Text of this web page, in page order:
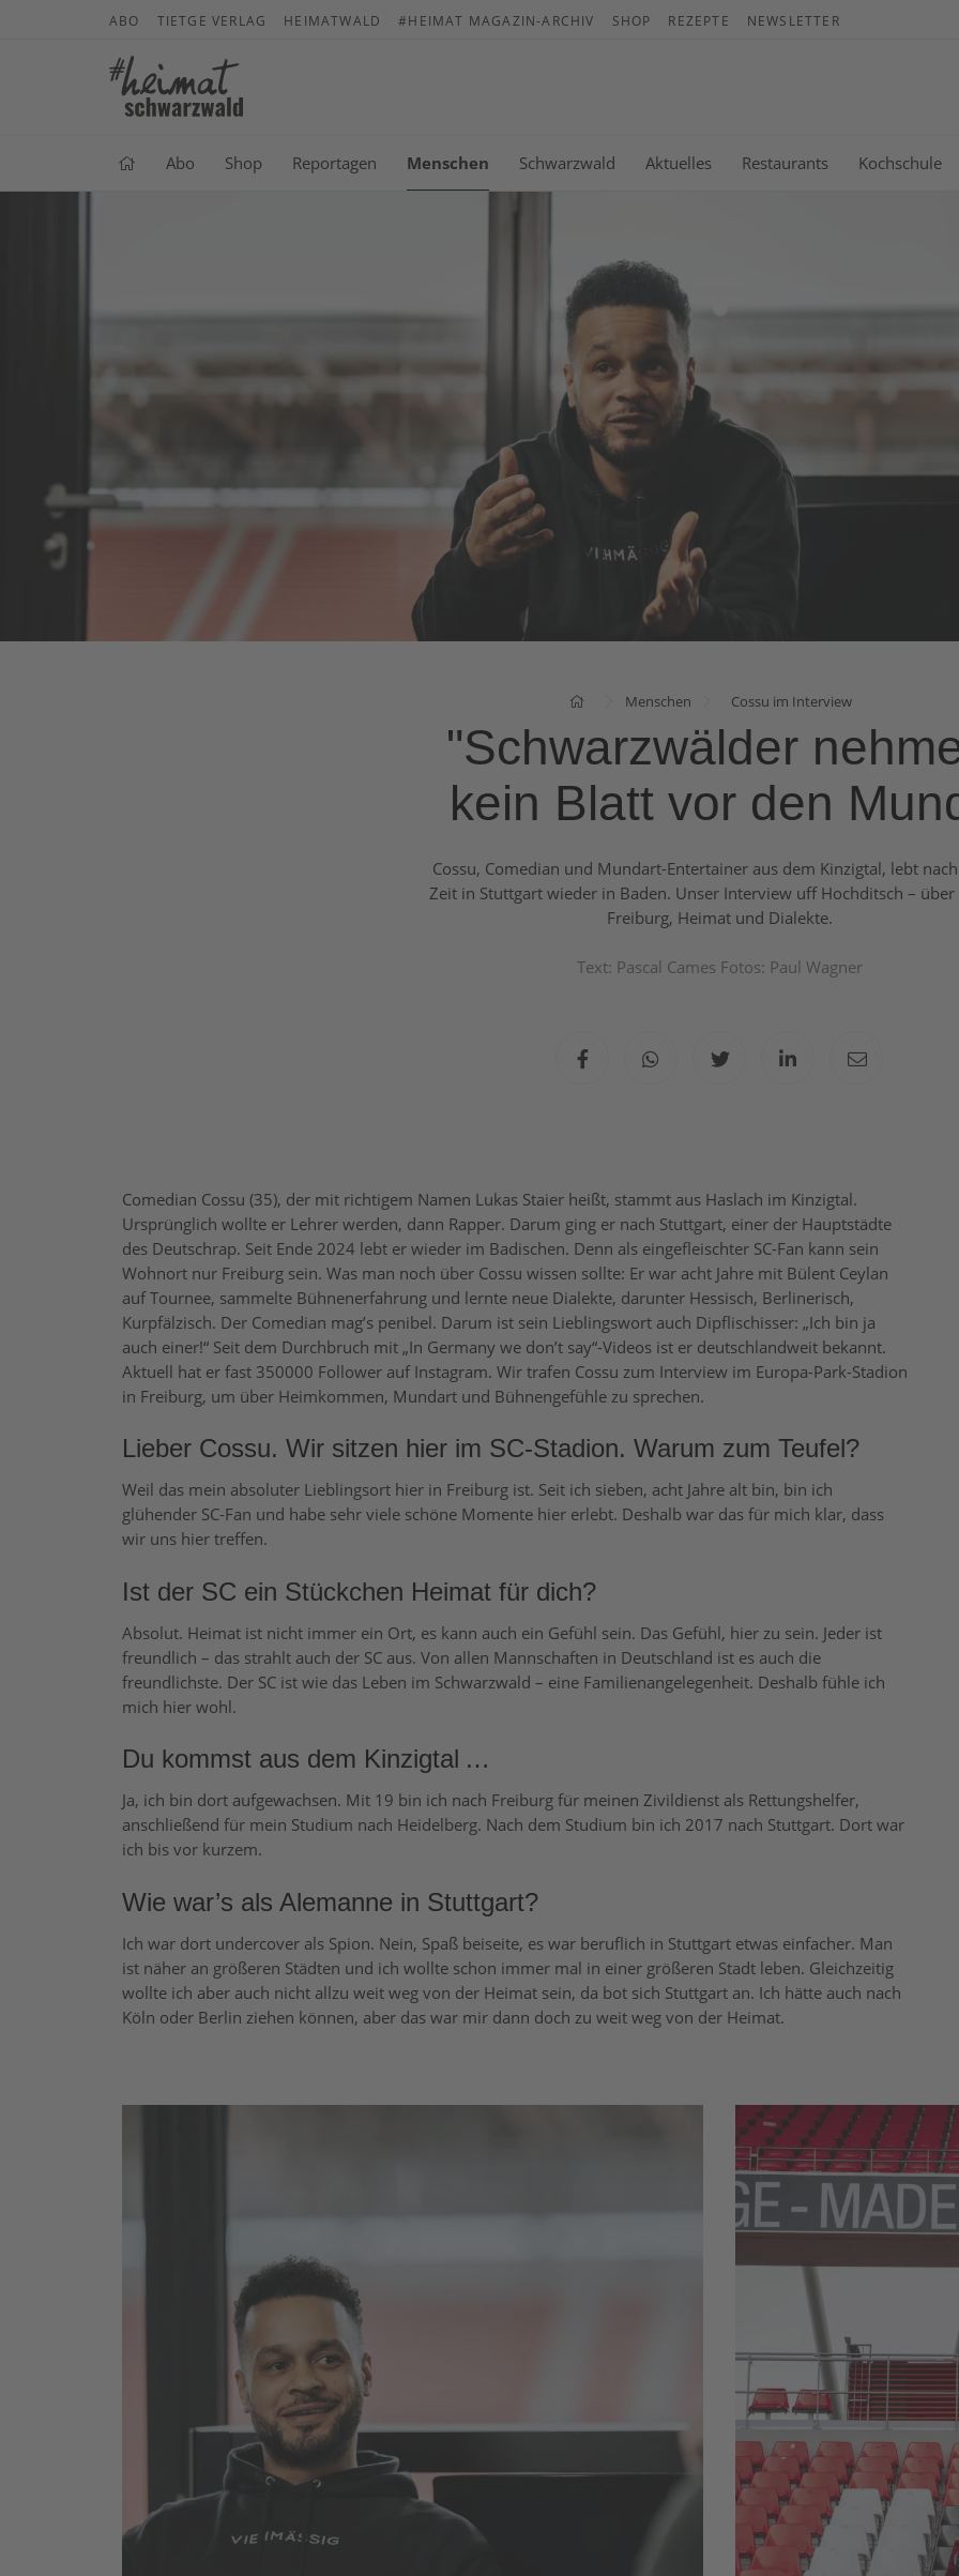
ABO TIETGE VERLAG HEIMATWALD #HEIMAT MAGAZIN-ARCHIV SHOP REZEPTE NEWSLETTER
Abo Shop Reportagen Menschen Schwarzwald Aktuelles Restaurants Kochschule
Menschen Cossu im Interview
"Schwarzwälder
kein Blatt vor den
Cossu, Comedian und Mundart-Entertainer aus dem Kinzigtal, lebt
Zeit in Stuttgart wieder in Baden. Unser Interview uff Hochditsch – über
Freiburg, Heimat und Dialekte.
Text: Pascal Cames Fotos: Paul Wagner
Comedian Cossu (35), der mit richtigem Namen Lukas Staier heißt, stammt aus Haslach im Kinzigtal.
Ursprünglich wollte er Lehrer werden, dann Rapper. Darum ging er nach Stuttgart, einer der Hauptstädte
des Deutschrap. Seit Ende 2024 lebt er wieder im Badischen. Denn als eingefleischter SC-Fan kann sein
Wohnort nur Freiburg sein. Was man noch über Cossu wissen sollte: Er war acht Jahre mit Bülent Ceylan
auf Tournee, sammelte Bühnenerfahrung und lernte neue Dialekte, darunter Hessisch, Berlinerisch,
Kurpfälzisch. Der Comedian mag’s penibel. Darum ist sein Lieblingswort auch Dipflischisser: „Ich bin ja
auch einer!“ Seit dem Durchbruch mit „In Germany we don’t say“-Videos ist er deutschlandweit bekannt.
Aktuell hat er fast 350000 Follower auf Instagram. Wir trafen Cossu zum Interview im Europa-Park-Stadion
in Freiburg, um über Heimkommen, Mundart und Bühnengefühle zu sprechen.
Lieber Cossu. Wir sitzen hier im SC-Stadion. Warum zum Teufel?
Weil das mein absoluter Lieblingsort hier in Freiburg ist. Seit ich sieben, acht Jahre alt bin, bin ich
glühender SC-Fan und habe sehr viele schöne Momente hier erlebt. Deshalb war das für mich klar, dass
wir uns hier treffen.
Ist der SC ein Stückchen Heimat für dich?
Absolut. Heimat ist nicht immer ein Ort, es kann auch ein Gefühl sein. Das Gefühl, hier zu sein. Jeder ist
freundlich – das strahlt auch der SC aus. Von allen Mannschaften in Deutschland ist es auch die
freundlichste. Der SC ist wie das Leben im Schwarzwald – eine Familienangelegenheit. Deshalb fühle ich
mich hier wohl.
Du kommst aus dem Kinzigtal …
Ja, ich bin dort aufgewachsen. Mit 19 bin ich nach Freiburg für meinen Zivildienst als Rettungshelfer,
anschließend für mein Studium nach Heidelberg. Nach dem Studium bin ich 2017 nach Stuttgart. Dort war
ich bis vor kurzem.
Wie war’s als Alemanne in Stuttgart?
Ich war dort undercover als Spion. Nein, Spaß beiseite, es war beruflich in Stuttgart etwas einfacher. Man
ist näher an größeren Städten und ich wollte schon immer mal in einer größeren Stadt leben. Gleichzeitig
wollte ich aber auch nicht allzu weit weg von der Heimat sein, da bot sich Stuttgart an. Ich hätte auch nach
Köln oder Berlin ziehen können, aber das war mir dann doch zu weit weg von der Heimat.